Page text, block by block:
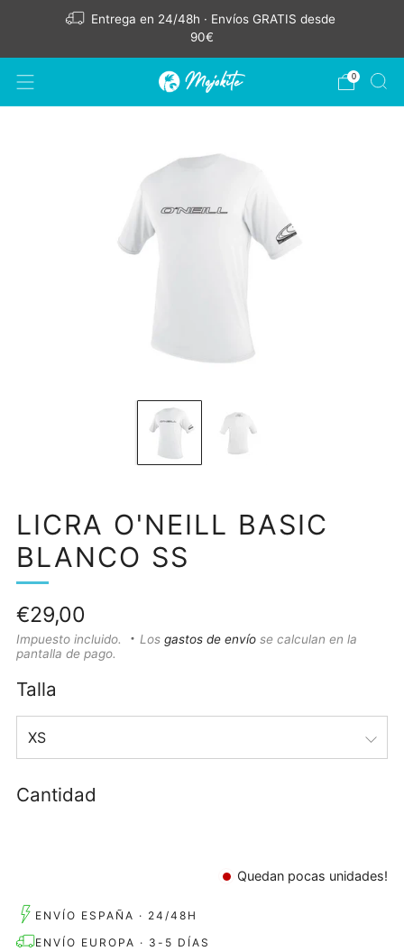
Entrega en 24/48h · Envíos GRATIS desde
90€
0
LICRA O'NEILL BASIC
BLANCO SS
Precio
habitual
€29,00
Impuesto incluido. Los gastos de envío se calculan en la
pantalla de pago.
Talla
Cantidad
Quedan pocas unidades!
ENVÍO ESPAÑA · 24/48H
ENVÍO EUROPA · 3-5 DÍAS